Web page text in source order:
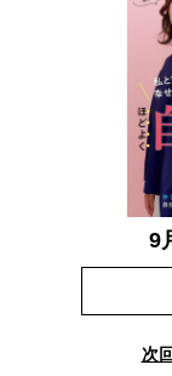
9
次